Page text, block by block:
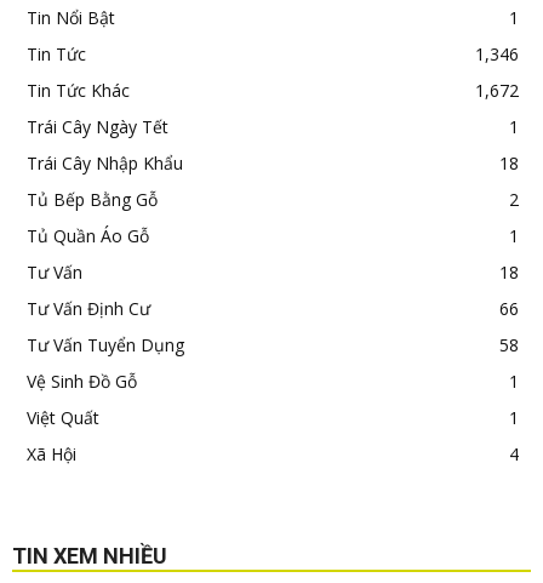
Tin Nổi Bật
1
Tin Tức
1,346
Tin Tức Khác
1,672
Trái Cây Ngày Tết
1
Trái Cây Nhập Khẩu
18
Tủ Bếp Bằng Gỗ
2
Tủ Quần Áo Gỗ
1
Tư Vấn
18
Tư Vấn Định Cư
66
Tư Vấn Tuyển Dụng
58
Vệ Sinh Đồ Gỗ
1
Việt Quất
1
Xã Hội
4
TIN XEM NHIỀU